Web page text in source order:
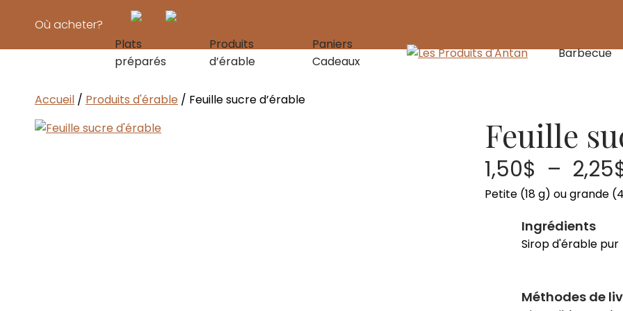
Où acheter?
Plats
préparés
Produits
d’érable
Paniers
Cadeaux
Barbecue
Accueil / Produits d'érable / Feuille sucre d’érable
Feuille
1,50$ – 2,25
Petite (18 g) ou grande
Ingrédients
Sirop d'érable pur
Méthodes de